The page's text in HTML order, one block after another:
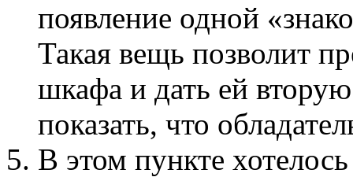
появление одной
Такая вещь позволит
шкафа и дать ей
показать, что
В этом пункте